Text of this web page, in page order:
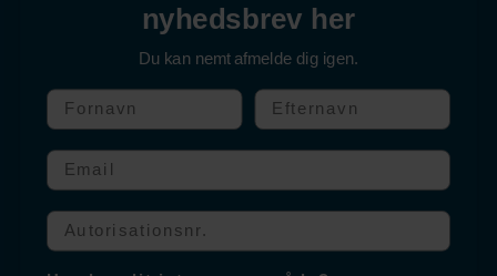
Følg os
Facebook
Instagram
nyhedsbrev her
Du kan nemt afmelde dig igen.
Fornavn Efternavn
Email
Autorisationssnummer